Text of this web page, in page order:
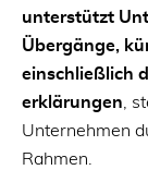
unterstützt
Übergänge,
einschließlich
erklärungen ,
Unternehmen
Rahmen.